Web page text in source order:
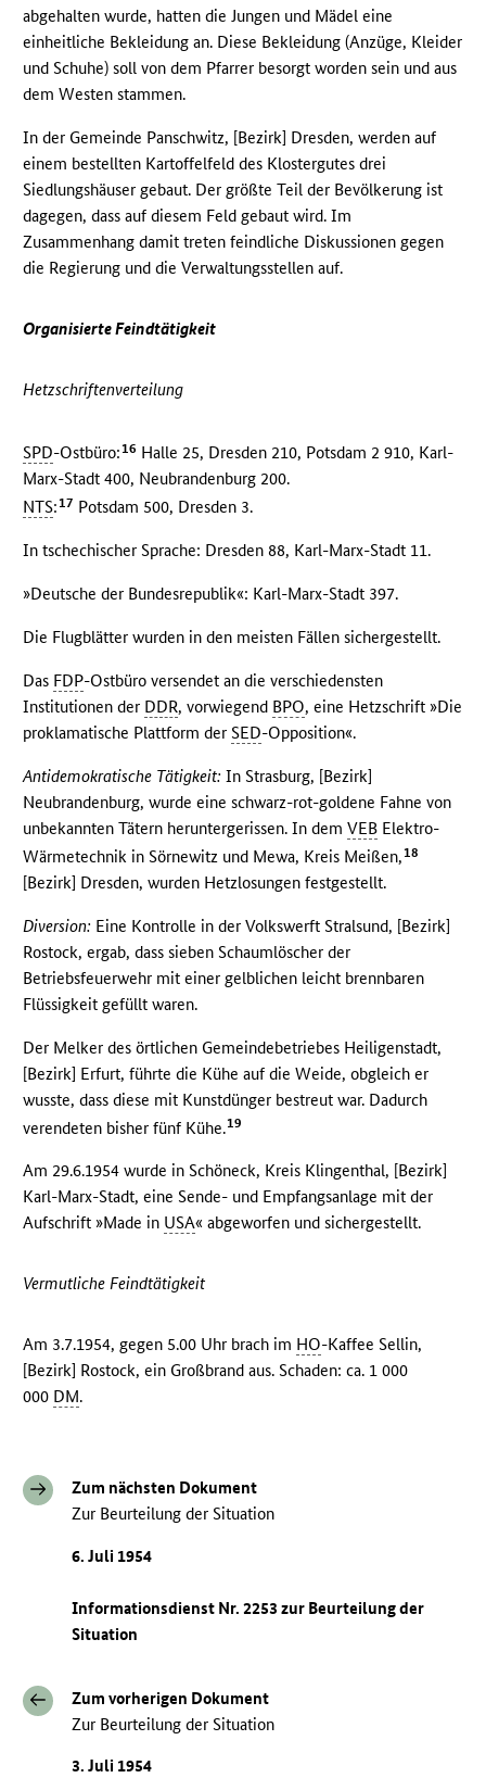
abgehalten wurde, hatten die Jungen und Mädel eine
einheitliche Bekleidung an. Diese Bekleidung (Anzüge, Kleider
und Schuhe) soll von dem Pfarrer besorgt worden sein und aus
dem Westen stammen.
In der Gemeinde Panschwitz, [Bezirk] Dresden, werden auf
einem bestellten Kartoffelfeld des Klostergutes drei
Siedlungshäuser gebaut. Der größte Teil der Bevölkerung ist
dagegen, dass auf diesem Feld gebaut wird. Im
Zusammenhang damit treten feindliche Diskussionen gegen
die Regierung und die Verwaltungsstellen auf.
Organisierte Feindtätigkeit
Hetzschriftenverteilung
SPD-Ostbüro:16 Halle 25, Dresden 210, Potsdam 2 910, Karl-
Marx-Stadt 400, Neubrandenburg 200.
NTS:17 Potsdam 500, Dresden 3.
In tschechischer Sprache: Dresden 88, Karl-Marx-Stadt 11.
»Deutsche der Bundesrepublik«: Karl-Marx-Stadt 397.
Die Flugblätter wurden in den meisten Fällen sichergestellt.
Das FDP-Ostbüro versendet an die verschiedensten
Institutionen der DDR, vorwiegend BPO, eine Hetzschrift »Die
proklamatische Plattform derSED-Opposition«.
Antidemokratische Tätigkeit: In Strasburg, [Bezirk]
Neubrandenburg, wurde eine schwarz-rot-goldene Fahne von
unbekannten Tätern heruntergerissen. In demVEB Elektro-
Wärmetechnik in Sörnewitz und Mewa, Kreis Meißen,18
[Bezirk] Dresden, wurden Hetzlosungen festgestellt.
Diversion: Eine Kontrolle in der Volkswerft Stralsund, [Bezirk]
Rostock, ergab, dass sieben Schaumlöscher der
Betriebsfeuerwehr mit einer gelblichen leicht brennbaren
Flüssigkeit gefüllt waren.
Der Melker des örtlichen Gemeindebetriebes Heiligenstadt,
[Bezirk] Erfurt, führte die Kühe auf die Weide, obgleich er
wusste, dass diese mit Kunstdünger bestreut war. Dadurch
verendeten bisher fünf Kühe.19
Am 29.6.1954 wurde in Schöneck, Kreis Klingenthal, [Bezirk]
Karl-Marx-Stadt, eine Sende- und Empfangsanlage mit der
Aufschrift »Made in USA« abgeworfen und sichergestellt.
Vermutliche Feindtätigkeit
Am 3.7.1954, gegen 5.00 Uhr brach im HO-Kaffee Sellin,
[Bezirk] Rostock, ein Großbrand aus. Schaden: ca. 1 000
000 DM.
Zum nächsten Dokument
Zur Beurteilung der Situation
6. Juli 1954
Informationsdienst Nr. 2253 zur Beurteilung der
Situation
Zum vorherigen Dokument
Zur Beurteilung der Situation
3. Juli 1954